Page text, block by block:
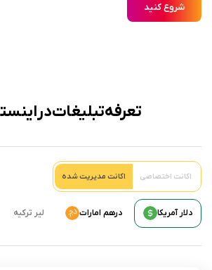
شروع کنید
تعرفه تبلیغات در
اکانت اختصاصی اکانت مدیریت شده
دلار آمریکا درهم امارات لیر ترکیه